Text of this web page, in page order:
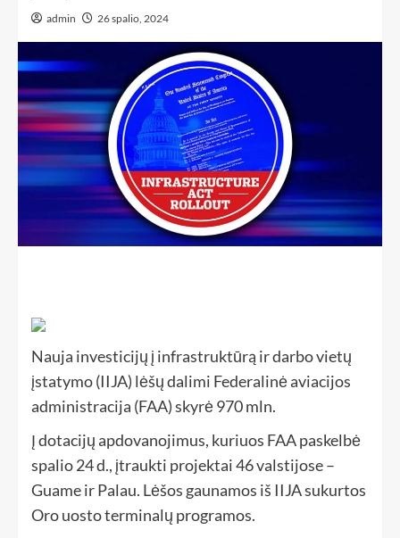
admin 26 spalio, 2024
Nauja investicijų į infrastruktūrą ir darbo vietų
įstatymo (IIJA) lėšų dalimi Federalinė aviacijos
administracija (FAA) skyrė 970 mln.
Į dotacijų apdovanojimus, kuriuos FAA paskelbė
spalio 24 d., įtraukti projektai 46 valstijose –
Guame ir Palau. Lėšos gaunamos iš IIJA sukurtos
Oro uosto terminalų programos.